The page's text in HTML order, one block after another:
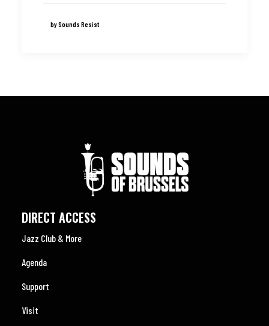
by Sounds Resist
DIRECT ACCESS
Jazz Club & More
Agenda
Support
Visit